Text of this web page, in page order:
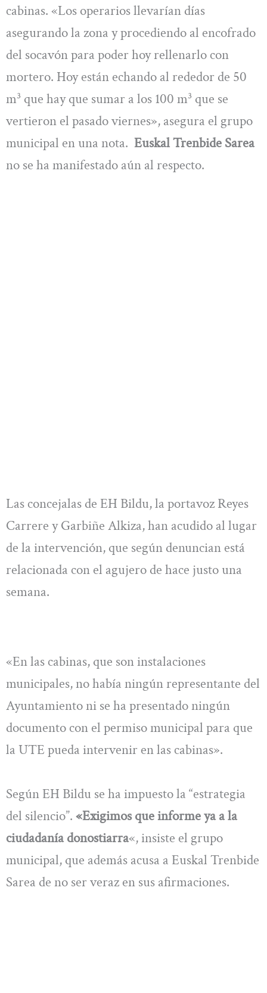
cabinas. «Los operarios llevarían días
asegurando la zona y procediendo al encofrado
del socavón para poder hoy rellenarlo con
mortero. Hoy están echando al rededor de 50
m³ que hay que sumar a los 100 m³ que se
vertieron el pasado viernes», asegura el grupo
municipal en una nota. Euskal Trenbide Sarea
no se ha manifestado aún al respecto.
Las concejalas de EH Bildu, la portavoz Reyes
Carrere y Garbiñe Alkiza, han acudido al lugar
de la intervención, que según denuncian está
relacionada con el agujero de hace justo una
semana.
«En las cabinas, que son instalaciones
municipales, no había ningún representante del
Ayuntamiento ni se ha presentado ningún
documento con el permiso municipal para que
la UTE pueda intervenir en las cabinas».
Según EH Bildu se ha impuesto la “estrategia
del silencio”. «Exigimos que informe ya a la
ciudadanía donostiarra«, insiste el grupo
municipal, que además acusa a Euskal Trenbide
Sarea de no ser veraz en sus afirmaciones.